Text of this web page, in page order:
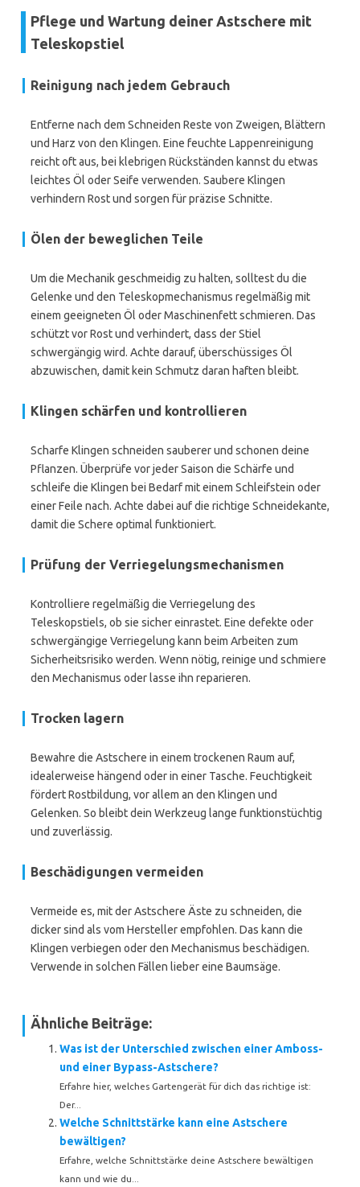
Pflege und Wartung deiner Astschere mit
Teleskopstiel
Reinigung nach jedem Gebrauch
Entferne nach dem Schneiden Reste von Zweigen, Blättern
und Harz von den Klingen. Eine feuchte Lappenreinigung
reicht oft aus, bei klebrigen Rückständen kannst du etwas
leichtes Öl oder Seife verwenden. Saubere Klingen
verhindern Rost und sorgen für präzise Schnitte.
Ölen der beweglichen Teile
Um die Mechanik geschmeidig zu halten, solltest du die
Gelenke und den Teleskopmechanismus regelmäßig mit
einem geeigneten Öl oder Maschinenfett schmieren. Das
schützt vor Rost und verhindert, dass der Stiel
schwergängig wird. Achte darauf, überschüssiges Öl
abzuwischen, damit kein Schmutz daran haften bleibt.
Klingen schärfen und kontrollieren
Scharfe Klingen schneiden sauberer und schonen deine
Pflanzen. Überprüfe vor jeder Saison die Schärfe und
schleife die Klingen bei Bedarf mit einem Schleifstein oder
einer Feile nach. Achte dabei auf die richtige Schneidekante,
damit die Schere optimal funktioniert.
Prüfung der Verriegelungsmechanismen
Kontrolliere regelmäßig die Verriegelung des
Teleskopstiels, ob sie sicher einrastet. Eine defekte oder
schwergängige Verriegelung kann beim Arbeiten zum
Sicherheitsrisiko werden. Wenn nötig, reinige und schmiere
den Mechanismus oder lasse ihn reparieren.
Trocken lagern
Bewahre die Astschere in einem trockenen Raum auf,
idealerweise hängend oder in einer Tasche. Feuchtigkeit
fördert Rostbildung, vor allem an den Klingen und
Gelenken. So bleibt dein Werkzeug lange funktionstüchtig
und zuverlässig.
Beschädigungen vermeiden
Vermeide es, mit der Astschere Äste zu schneiden, die
dicker sind als vom Hersteller empfohlen. Das kann die
Klingen verbiegen oder den Mechanismus beschädigen.
Verwende in solchen Fällen lieber eine Baumsäge.
Ähnliche Beiträge:
Was ist der Unterschied zwischen einer Amboss-
und einer Bypass-Astschere?
Erfahre hier, welches Gartengerät für dich das richtige ist:
Der...
Welche Schnittstärke kann eine Astschere
bewältigen?
Erfahre, welche Schnittstärke deine Astschere bewältigen
kann und wie du...